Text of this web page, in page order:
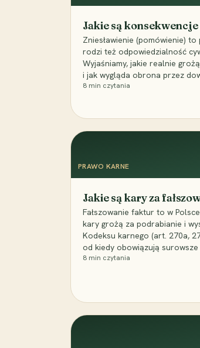
Jakie są konsekwencje
Zniesławienie (pomówienie)
rodzi też odpowiedzialność
Wyjaśniamy, jakie realnie
i jak wygląda obrona przez
8 min czytania
PRAWO KARNE
Jakie są kary za
Fałszowanie faktur to w
kary grożą za podrabianie i
Kodeksu karnego (art. 270a,
od kiedy obowiązują
8 min czytania